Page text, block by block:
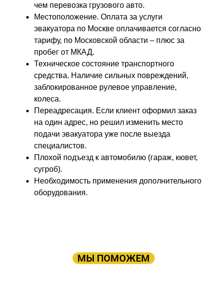
чем перевозка грузового авто.
Местоположение. Оплата за услуги
эвакуатора по Москве оплачивается согласно
тарифу, по Московской области – плюс за
пробег от МКАД.
Техническое состояние транспортного
средства. Наличие сильных повреждений,
заблокированное рулевое управление,
колеса.
Переадресация. Если клиент оформил заказ
на один адрес, но решил изменить место
подачи эвакуатора уже после выезда
специалистов.
Плохой подъезд к автомобилю (гараж, кювет,
сугроб).
Необходимость применения дополнительного
оборудования.
МЫ ПОМОЖЕМ